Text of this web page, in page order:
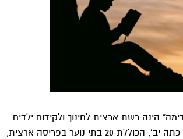
הינה רשת ארצית לחינוך ולקידום ילדים
ונוער מכיתה א' ועד כתה יב', הכוללת 20 בתי נוער בפריסה ארצית,